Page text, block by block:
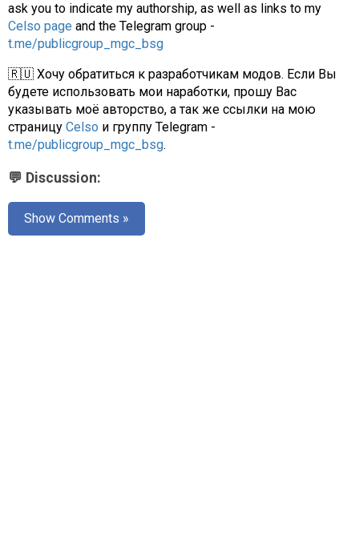
ask you to indicate my authorship, as well as links to my
Celso page and the Telegram group -
t.me/publicgroup_mgc_bsg
🇷🇺 Хочу обратиться к разработчикам модов. Если Вы
будете использовать мои наработки, прошу Вас
указывать моё авторство, а так же ссылки на мою
страницу Celso и группу Telegram -
t.me/publicgroup_mgc_bsg.
💬 Discussion:
Show Comments »